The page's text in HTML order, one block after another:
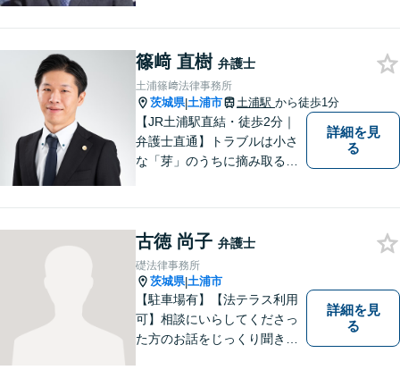
す。
篠﨑 直樹 弁護士
土浦篠﨑法律事務所
茨城県|土浦市 土浦駅 から徒歩1分
【JR土浦駅直結・徒歩2分｜
弁護士直通】トラブルは小さ
な「芽」のうちに摘み取るこ
詳細を見
る
古徳 尚子 弁護士
礎法律事務所
茨城県|土浦市
【駐車場有】【法テラス利用
可】相談にいらしてくださっ
た方のお話をじっくり聞き、
詳細を見
る